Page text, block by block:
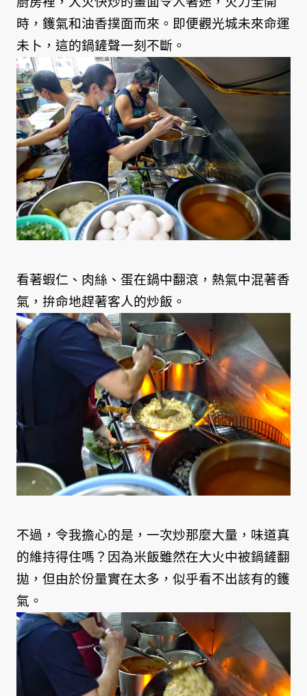
時，鑊氣和油香撲面而來。即便觀光城未來命運
未卜，這的鍋鏟聲一刻不斷。
看著蝦仁、肉絲、蛋在鍋中翻滾，熱氣中混著香
氣，拚命地趕著客人的炒飯。
不過，令我擔心的是，一次炒那麼大量，味道真
的維持得住嗎？因為米飯雖然在大火中被鍋鏟翻
拋，但由於份量實在太多，似乎看不出該有的鑊
氣。